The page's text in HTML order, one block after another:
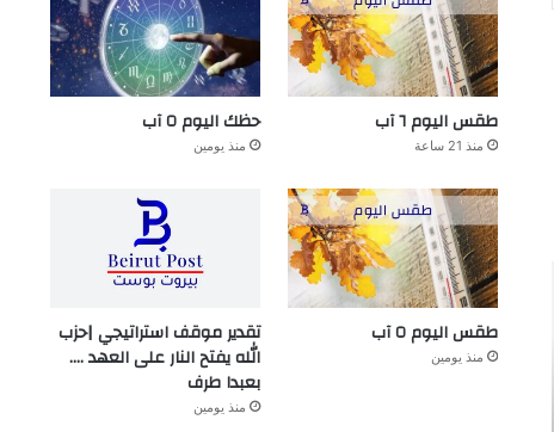
خاص
طقس اليوم ٦ آب
منذ 21 ساعة
حظك اليوم ٥ آب
منذ يومين
طقس اليوم ٥ آب
منذ يومين
تقدير موقف استراتيجي |حزب
الله يفتح النار على العهد ….
بعبدا طرف
منذ يومين